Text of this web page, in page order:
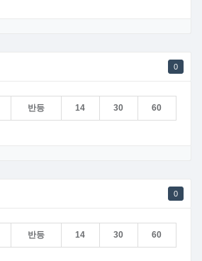
0
반등 14 30 60
0
반등 14 30 60